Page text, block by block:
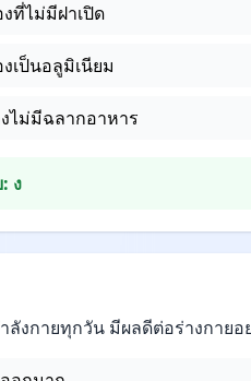
ที่ไม่มีฝาเปิด
เป็นอลูมิเนียม
ไม่มีฉลากอาหาร
ง
ลังกายทุกวัน มีผลดีต่อร่างกายอ